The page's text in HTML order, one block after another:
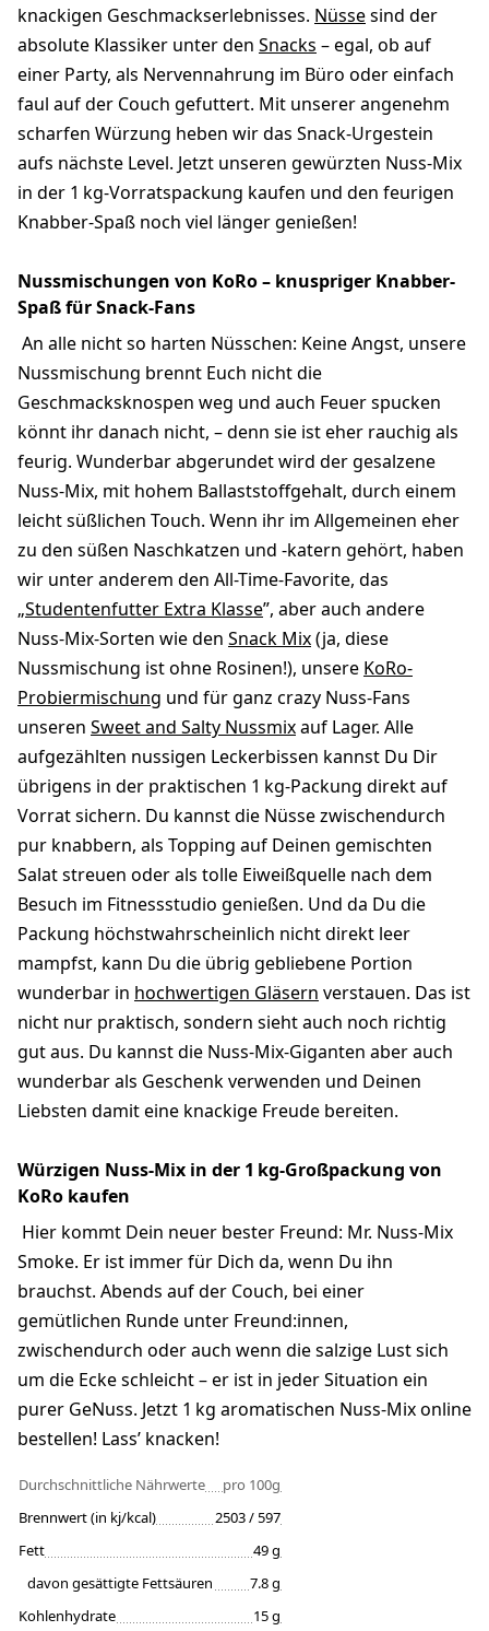
knackigen Geschmackserlebnisses. Nüssesind der
absolute Klassiker unter den Snacks – egal, ob auf
einer Party, als Nervennahrung im Büro oder einfach
faul auf der Couch gefuttert. Mit unserer angenehm
scharfen Würzung heben wir das Snack-Urgestein
aufs nächste Level. Jetzt unseren gewürzten Nuss-Mix
in der 1 kg-Vorratspackung kaufen und den feurigen
Knabber-Spaß noch viel länger genießen!
Nussmischungen von KoRo – knuspriger Knabber-
Spaß für Snack-Fans
An alle nicht so harten Nüsschen: Keine Angst, unsere
Nussmischung brennt Euch nicht die
Geschmacksknospen weg und auch Feuer spucken
könnt ihr danach nicht, – denn sie ist eher rauchig als
feurig. Wunderbar abgerundet wird der gesalzene
Nuss-Mix, mit hohem Ballaststoffgehalt, durch einem
leicht süßlichen Touch. Wenn ihr im Allgemeinen eher
zu den süßen Naschkatzen und -katern gehört, haben
wir unter anderem den All-Time-Favorite, das
„Studentenfutter Extra Klasse”, aber auch andere
Nuss-Mix-Sorten wie den Snack Mix(ja, diese
Nussmischung ist ohne Rosinen!), unsere KoRo-
Probiermischung und für ganz crazy Nuss-Fans
unseren Sweet and Salty Nussmixauf Lager. Alle
aufgezählten nussigen Leckerbissen kannst Du Dir
übrigens in der praktischen 1 kg-Packung direkt auf
Vorrat sichern. Du kannst die Nüsse zwischendurch
pur knabbern, als Topping auf Deinen gemischten
Salat streuen oder als tolle Eiweißquelle nach dem
Besuch im Fitnessstudio genießen. Und da Du die
Packung höchstwahrscheinlich nicht direkt leer
mampfst, kann Du die übrig gebliebene Portion
wunderbar in hochwertigen Gläsern verstauen. Das ist
nicht nur praktisch, sondern sieht auch noch richtig
gut aus. Du kannst die Nuss-Mix-Giganten aber auch
wunderbar als Geschenk verwenden und Deinen
Liebsten damit eine knackige Freude bereiten.
Würzigen Nuss-Mix in der 1 kg-Großpackung von
KoRo kaufen
Hier kommt Dein neuer bester Freund: Mr. Nuss-Mix
Smoke. Er ist immer für Dich da, wenn Du ihn
brauchst. Abends auf der Couch, bei einer
gemütlichen Runde unter Freund:innen,
zwischendurch oder auch wenn die salzige Lust sich
um die Ecke schleicht – er ist in jeder Situation ein
purer GeNuss. Jetzt 1 kg aromatischen Nuss-Mix online
bestellen! Lass’ knacken!
Durchschnittliche Nährwerte
pro 100g
Brennwert (in kj/kcal)
2503 / 597
Fett
49 g
davon gesättigte Fettsäuren
7.8 g
Kohlenhydrate
15 g